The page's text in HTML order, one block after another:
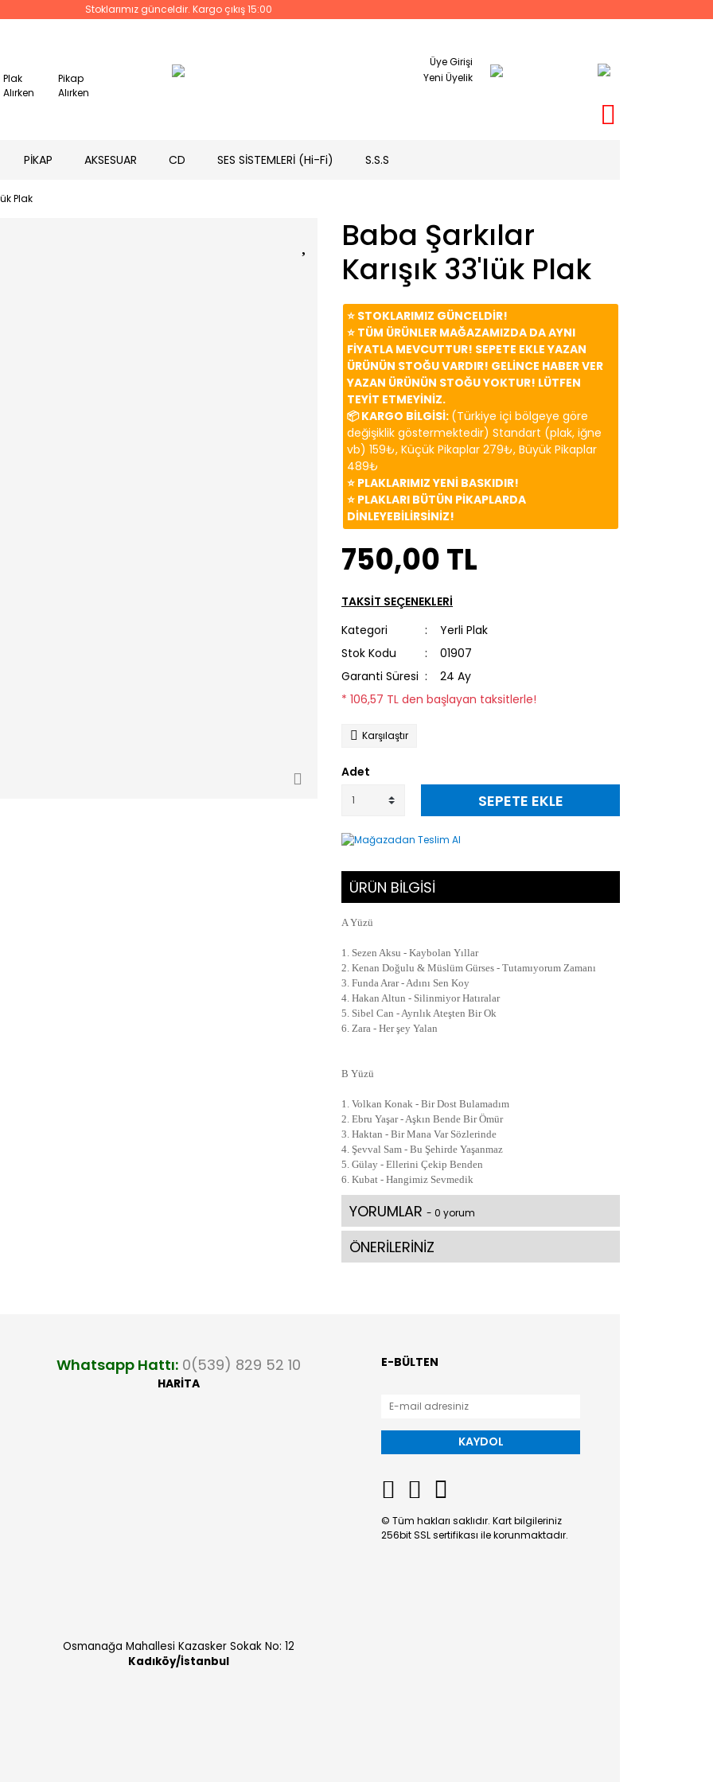
Stoklarımız günceldir. Kargo çıkış 15:00
Plak
Alırken
Pikap
Alırken
Üye Girişi
Yeni Üyelik
PİKAP AKSESUAR CD SES SİSTEMLERİ (Hi-Fi) S.S.S
Plak
Baba Şarkılar
Karışık 33'lük Plak
⭐️ STOKLARIMIZ GÜNCELDİR!
⭐️ TÜM ÜRÜNLER MAĞAZAMIZDA DA AYNI
FİYATLA MEVCUTTUR! SEPETE EKLE YAZAN
ÜRÜNÜN STOĞU VARDIR! GELİNCE HABER VER
YAZAN ÜRÜNÜN STOĞU YOKTUR! LÜTFEN
TEYİT ETMEYİNİZ.
📦 KARGO BİLGİSİ: (Türkiye içi bölgeye göre
değişiklik göstermektedir) Standart (plak, iğne
vb) 159₺, Küçük Pikaplar 279₺, Büyük Pikaplar
489₺
⭐️ PLAKLARIMIZ YENİ BASKIDIR!
⭐️ PLAKLARI BÜTÜN PİKAPLARDA
DİNLEYEBİLİRSİNİZ!
750,00 TL
TAKSİT SEÇENEKLERİ
Kategori
Yerli Plak
Stok Kodu
01907
Garanti Süresi
24 Ay
* 106,57 TL den başlayan taksitlerle!
Karşılaştır
Adet
SEPETE EKLE
ÜRÜN BİLGİSİ
A Yüzü
1. Sezen Aksu - Kaybolan Yıllar
2. Kenan Doğulu & Müslüm Gürses - Tutamıyorum Zamanı
3. Funda Arar - Adını Sen Koy
4. Hakan Altun - Silinmiyor Hatıralar
5. Sibel Can - Ayrılık Ateşten Bir Ok
6. Zara - Her şey Yalan
B Yüzü
1. Volkan Konak - Bir Dost Bulamadım
2. Ebru Yaşar - Aşkın Bende Bir Ömür
3. Haktan - Bir Mana Var Sözlerinde
4. Şevval Sam - Bu Şehirde Yaşanmaz
5. Gülay - Ellerini Çekip Benden
6. Kubat - Hangimiz Sevmedik
YORUMLAR - 0 yorum
ÖNERİLERİNİZ
Whatsapp Hattı: 0(539) 829 52 10
HARİTA
Osmanağa Mahallesi Kazasker Sokak No: 12
Kadıköy/İstanbul
E-BÜLTEN
KAYDOL
© Tüm hakları saklıdır. Kart bilgileriniz
256bit SSL sertifikası ile korunmaktadır.